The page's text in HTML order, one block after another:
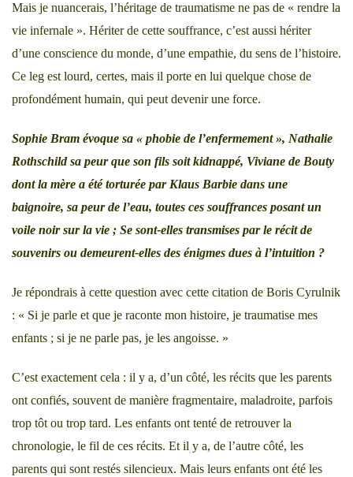
Mais je nuancerais, l’héritage de traumatisme ne pas de « rendre la
vie infernale ». Hériter de cette souffrance, c’est aussi hériter
d’une conscience du monde, d’une empathie, du sens de l’histoire.
Ce leg est lourd, certes, mais il porte en lui quelque chose de
profondément humain, qui peut devenir une force.
Sophie Bram évoque sa « phobie de l’enfermement », Nathalie
Rothschild sa peur que son fils soit kidnappé, Viviane de Bouty
dont la mère a été torturée par Klaus Barbie dans une
baignoire, sa peur de l’eau, toutes ces souffrances posant un
voile noir sur la vie ; Se sont-elles transmises par le récit de
souvenirs ou demeurent-elles des énigmes dues à l’intuition ?
Je répondrais à cette question avec cette citation de Boris Cyrulnik
: « Si je parle et que je raconte mon histoire, je traumatise mes
enfants ; si je ne parle pas, je les angoisse. »
C’est exactement cela : il y a, d’un côté, les récits que les parents
ont confiés, souvent de manière fragmentaire, maladroite, parfois
trop tôt ou trop tard. Les enfants ont tenté de retrouver la
chronologie, le fil de ces récits. Et il y a, de l’autre côté, les
parents qui sont restés silencieux. Mais leurs enfants ont été les